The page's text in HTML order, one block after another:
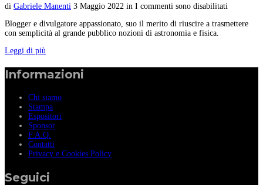
di Gabriele Manenti 3 Maggio 2022 in I commenti sono disabilitati
Blogger e divulgatore appassionato, suo il merito di riuscire a trasmettere
con semplicità al grande pubblico nozioni di astronomia e fisica.
Leggi di più
Informazioni
Chi siamo
Stampa
Espositori
Sponsor
F.A.Q.
Contatti
Privacy e Cookies Policy
Seguici